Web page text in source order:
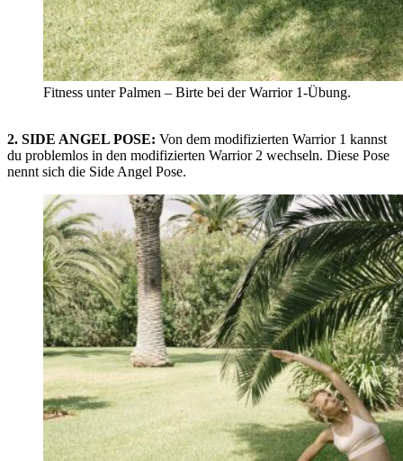
Fitness unter Palmen – Birte bei der Warrior 1-Übung.
2. SIDE ANGEL POSE: Von dem modifizierten Warrior 1 kannst
du problemlos in den modifizierten Warrior 2 wechseln. Diese Pose
nennt sich die Side Angel Pose.